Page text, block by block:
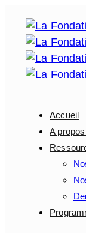
liens
navigation
primaire
Accueil
A